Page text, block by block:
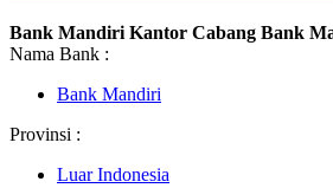
Bank Mandiri Kantor Cabang Bank
Nama Bank :
Bank Mandiri
Provinsi :
Luar Indonesia